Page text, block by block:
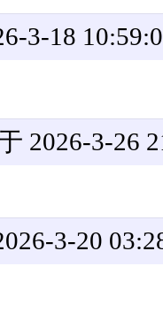
3-18
2026-3-26
3-20